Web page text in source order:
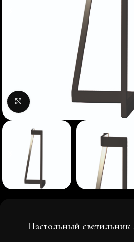
Нажмите, чтобы увеличить изображение
Настольный